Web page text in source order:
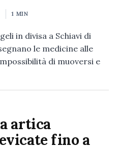
1 MIN
in divisa a Schiavi di
le medicine alle
di muoversi e
artica
fino a